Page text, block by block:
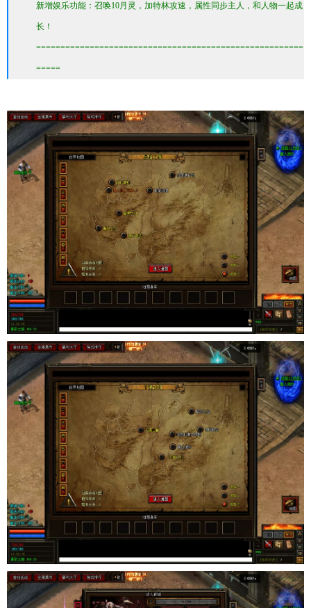
新增娱乐功能：召唤10月灵，加特林攻速，属性同步主人，和人物一起成
长！
=======================================================
=====